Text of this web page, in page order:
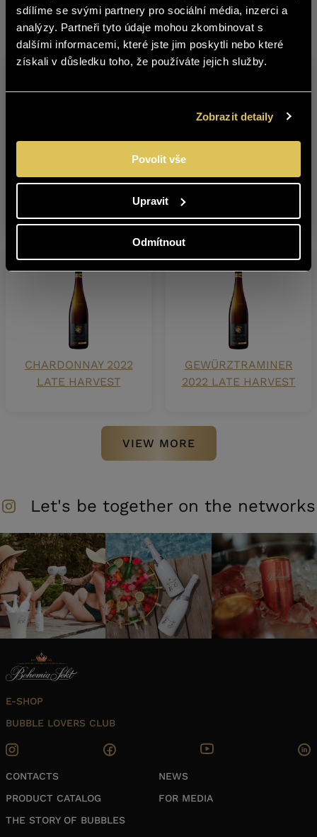
sdílíme se svými partnery pro sociální média, inzerci a
analýzy. Partneři tyto údaje mohou zkombinovat s
dalšími informacemi, které jste jim poskytli nebo které
získali v důsledku toho, že používáte jejich služby.
Zobrazit detaily
Povolit vše
Upravit
Odmítnout
Other products from this brand
2017 LATE HARVEST
SAUVIGNON 2022
CHARDONNAY 2022
LATE HARVEST
GEWÜRZTRAMINER
2022 LATE HARVEST
VIEW MORE
Let's be together on the networks
E-SHOP
BUBBLE LOVERS CLUB
CONTACTS
PRODUCT CATALOG
THE STORY OF BUBBLES
NEWS
FOR MEDIA
The content of BOHEMIA SEKT website
is not suitable for people under 18
years of age.
NO